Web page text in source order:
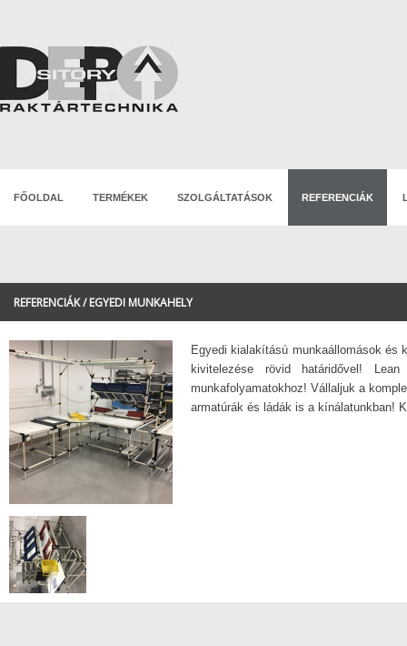
FŐOLDAL TERMÉKEK SZOLGÁLTATÁSOK REFERENCIÁK
REFERENCIÁK / EGYEDI MUNKAHELY
Egyedi kialakítású munkaállomások és
kivitelezése rövid határidővel!
munkafolyamatokhoz! Vállaljuk a
armatúrák és ládák is a kínálatunkban!